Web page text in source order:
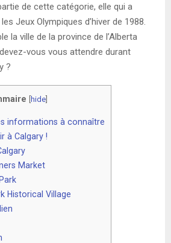
de cette catégorie, elle qui a
Jeux Olympiques d’hiver de 1988.
la ville de la province de l’Alberta
vous vous attendre durant
?
[hide]
informations à connaître
à Calgary !
Market
Historical Village